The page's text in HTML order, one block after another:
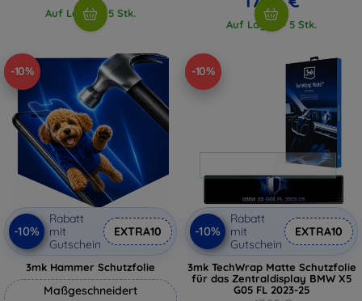
Auf Lager > 5 Stk.
Auf Lager > 5 Stk.
-10%
-10%
Rabatt
mit
Gutschein
EXTRA10
3mk Hammer Schutzfolie
Maßgeschneidert
-10%
-10%
Rabatt
mit
Gutschein
EXTRA10
3mk TechWrap Matte Schutzfolie
für das Zentraldisplay BMW X5
G05 FL 2023-25